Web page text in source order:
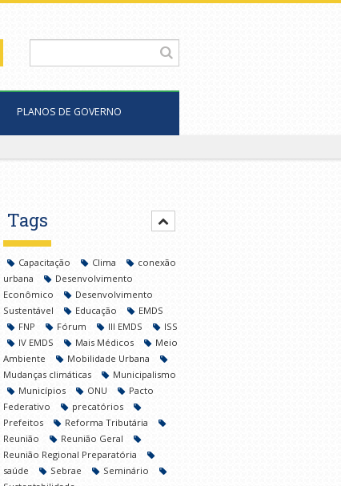
PLANOS DE GOVERNO
Tags
Capacitação Clima
conexão
urbana
Desenvolvimento
Econômico
Desenvolvimento
Sustentável
Educação
EMDS
FNP
Fórum III EMDS
ISS
IV EMDS
Mais Médicos
Meio
Ambiente
Mobilidade Urbana
Mudanças climáticas
Municipalismo
Municípios
ONU
Pacto
Federativo
precatórios
Prefeitos
Reforma Tributária
Reunião
Reunião Geral
Reunião Regional Preparatória
saúde
Sebrae
Seminário